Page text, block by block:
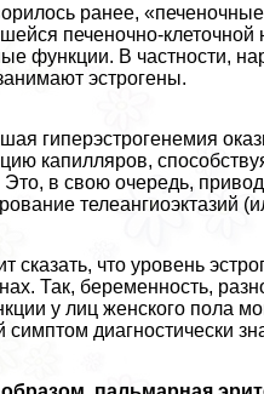
ранее,
печеночно-клеточной
функции. В частности,
эстрогены.
гиперэстрогенемия
капилляров,
Это, в свою очередь,
телеангиоэктазий
сказать, что уровень
Так, беременность,
у лиц женского пола
симптом диагностически